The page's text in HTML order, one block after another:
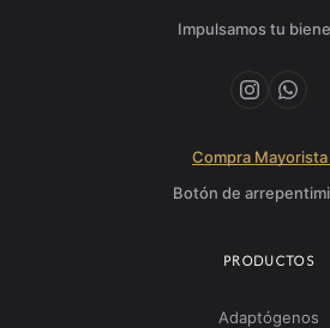
Impulsamos tu
Compra
Botón de
PRODUCTOS
Adaptógenos